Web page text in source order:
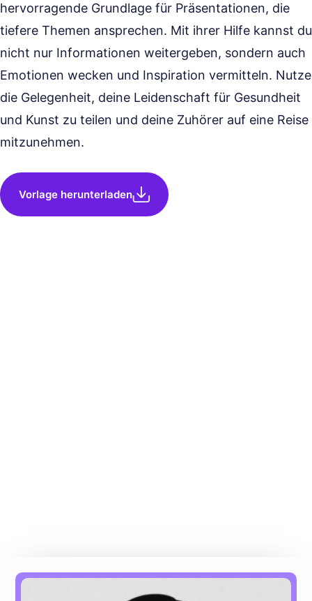
hervorragende Grundlage für Präsentationen, die
tiefere Themen ansprechen. Mit ihrer Hilfe kannst du
nicht nur Informationen weitergeben, sondern auch
Emotionen wecken und Inspiration vermitteln. Nutze
die Gelegenheit, deine Leidenschaft für Gesundheit
und Kunst zu teilen und deine Zuhörer auf eine Reise
mitzunehmen.
Vorlage herunterladen